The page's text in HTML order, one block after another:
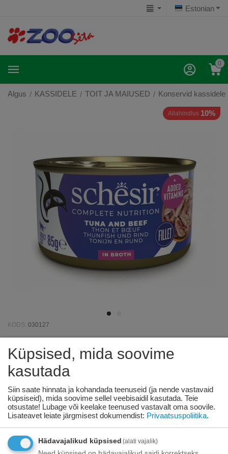
Estonian
0
Algus / KASSIDELE / TOIT JA MAIUSED / Konservid kassidele
Allahindlus 10%
KODS: 030127
SCHESIR Cat Tuna, Beef Fillets and
Rice natural style 85g - tuunikala,
veisefilee ja riis oma mahlaga
Pole laos
€150 €1 66
Teie säästud: 0.16
Küpsised, mida soovime
kasutada
Siin saate hinnata ja kohandada teenuseid (ja nende vastavaid
küpsiseid), mida soovime sellel veebisaidil kasutada. Teie
otsustate! Lubage või keelake teenused vastavalt oma soovile.
Lisateavet leiate järgmisest dokumendist: Privaatsuspoliitika.
Hädavajalikud küpsised (alati vajalik)